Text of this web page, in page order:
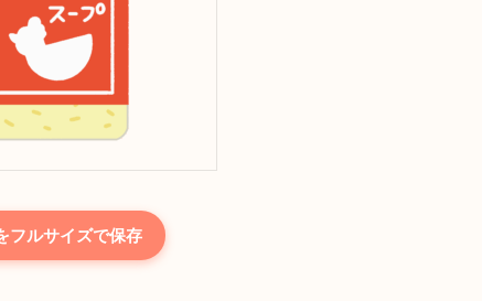
フルサイズで保存